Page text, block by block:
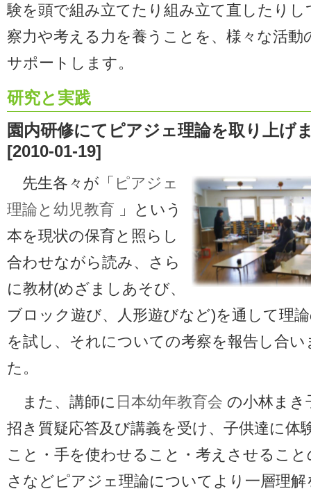
験を頭で組み立てたり組み立て直したりし
察力や考える力を養うことを、様々な活動
サポートします。
研究と実践
園内研修にてピアジェ理論を取り上げ
[2010-01-19]
先生各々が「 ピアジェ
理論と幼児教育 」という
本を現状の保育と照らし
合わせながら読み、さら
に教材(めざましあそび、
ブロック遊び、人形遊びなど)を通して理
を試し、それについての考察を報告し合い
た。
また、講師に 日本幼年教育会 の小林まき
招き質疑応答及び講義を受け、子供達に体
こと・手を使わせること・考えさせること
さなどピアジェ理論についてより一層理解